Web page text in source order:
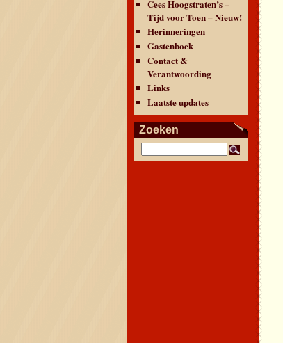
Cees Hoogstraten’s –
Tijd voor Toen – Nieuw!
Herinneringen
Gastenboek
Contact &
Verantwoording
Links
Laatste updates
Zoeken